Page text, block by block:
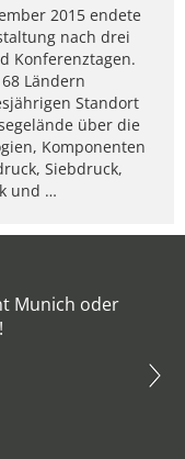
2015 endete
nach drei
Konferenztagen.
Ländern
Standort
über die
Komponenten
Siebdruck,
und …
Munich oder